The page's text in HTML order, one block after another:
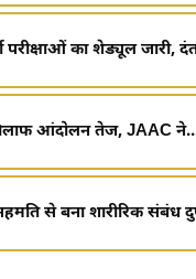
का शेड्यूल जारी, दंत
आंदोलन तेज, JAAC
से बना शारीरिक संबंध